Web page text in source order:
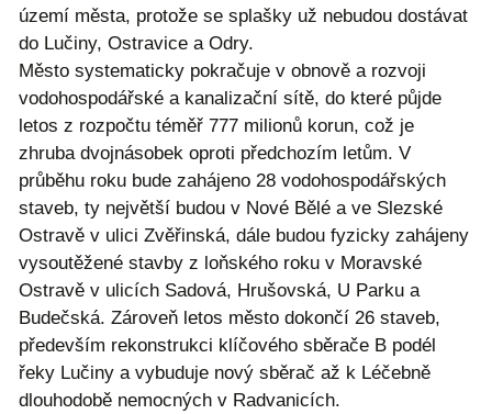
území města, protože se splašky už nebudou dostávat
do Lučiny, Ostravice a Odry.
Město systematicky pokračuje v obnově a rozvoji
vodohospodářské a kanalizační sítě, do které půjde
letos z rozpočtu téměř 777 milionů korun, což je
zhruba dvojnásobek oproti předchozím letům. V
průběhu roku bude zahájeno 28 vodohospodářských
staveb, ty největší budou v Nové Bělé a ve Slezské
Ostravě v ulici Zvěřinská, dále budou fyzicky zahájeny
vysoutěžené stavby z loňského roku v Moravské
Ostravě v ulicích Sadová, Hrušovská, U Parku a
Budečská. Zároveň letos město dokončí 26 staveb,
především rekonstrukci klíčového sběrače B podél
řeky Lučiny a vybuduje nový sběrač až k Léčebně
dlouhodobě nemocných v Radvanicích.